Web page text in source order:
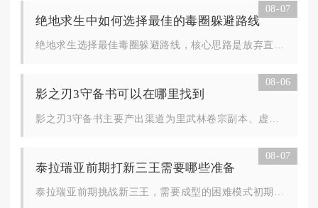
08-07
绝地求生中如何选择最佳的毒圈躲避路线
08-06
影之刃3守备书可以在哪里找到
08-07
泰拉瑞亚前期打新三王需要哪些准备